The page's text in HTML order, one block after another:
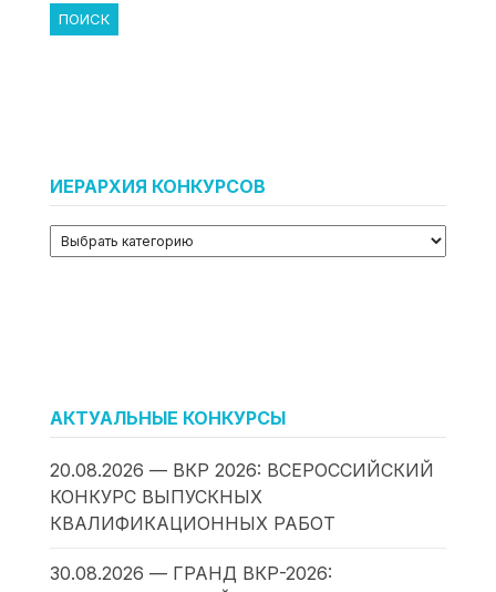
ИЕРАРХИЯ КОНКУРСОВ
АКТУАЛЬНЫЕ КОНКУРСЫ
20.08.2026 — ВКР 2026: ВСЕРОССИЙСКИЙ
КОНКУРС ВЫПУСКНЫХ
КВАЛИФИКАЦИОННЫХ РАБОТ
30.08.2026 — ГРАНД ВКР-2026: